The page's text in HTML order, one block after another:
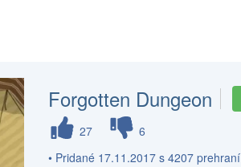
Forgotten Dungeon
27
6
• Pridané 17.11.2017 s 4207 prehraní